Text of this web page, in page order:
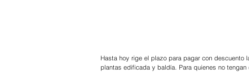
Hasta hoy rige el plazo para pagar con descuento
plantas edificada y baldía. Para quienes no